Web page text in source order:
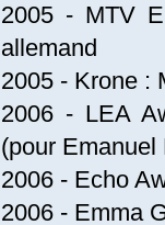
2005 - MTV
allemand
2005 - Krone :
2006 - LEA
(pour
2006 - Echo
2006 - Emma